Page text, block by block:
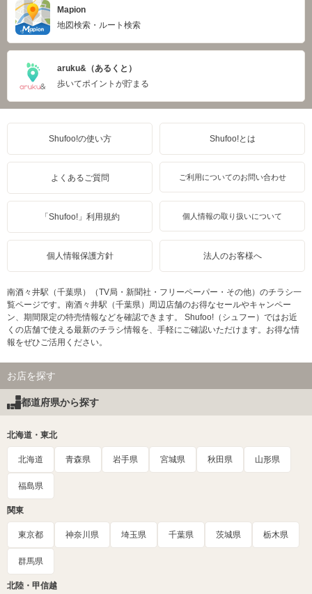
Mapion
地図検索・ルート検索
aruku&（あるくと）
歩いてポイントが貯まる
Shufoo!の使い方 Shufoo!とは
よくあるご質問 ご利用についてのお問い合わせ
「Shufoo!」利用規約 個人情報の取り扱いについて
個人情報保護方針 法人のお客様へ
南酒々井駅（千葉県）（TV局・新聞社・フリーペーパー・その他）のチラシ一
覧ページです。南酒々井駅（千葉県）周辺店舗のお得なセールやキャンペー
ン、期間限定の特売情報などを確認できます。 Shufoo!（シュフー）ではお近
くの店舗で使える最新のチラシ情報を、手軽にご確認いただけます。お得な情
報をぜひご活用ください。
お店を探す
都道府県から探す
北海道・東北
北海道 青森県 岩手県 宮城県 秋田県 山形県
福島県
関東
東京都 神奈川県 埼玉県 千葉県 茨城県 栃木県
群馬県
北陸・甲信越